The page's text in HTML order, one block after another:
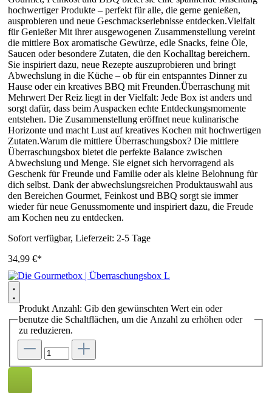
hochwertiger Produkte – perfekt für alle, die gerne genießen,
ausprobieren und neue Geschmackserlebnisse entdecken.Vielfalt
für Genießer Mit ihrer ausgewogenen Zusammenstellung vereint
die mittlere Box aromatische Gewürze, edle Snacks, feine Öle,
Saucen oder besondere Zutaten, die den Kochalltag bereichern.
Sie inspiriert dazu, neue Rezepte auszuprobieren und bringt
Abwechslung in die Küche – ob für ein entspanntes Dinner zu
Hause oder ein kreatives BBQ mit Freunden.Überraschung mit
Mehrwert Der Reiz liegt in der Vielfalt: Jede Box ist anders und
sorgt dafür, dass beim Auspacken echte Entdeckungsmomente
entstehen. Die Zusammenstellung eröffnet neue kulinarische
Horizonte und macht Lust auf kreatives Kochen mit hochwertigen
Zutaten.Warum die mittlere Überraschungsbox? Die mittlere
Überraschungsbox bietet die perfekte Balance zwischen
Abwechslung und Menge. Sie eignet sich hervorragend als
Geschenk für Freunde und Familie oder als kleine Belohnung für
dich selbst. Dank der abwechslungsreichen Produktauswahl aus
den Bereichen Gourmet, Feinkost und BBQ sorgt sie immer
wieder für neue Genussmomente und inspiriert dazu, die Freude
am Kochen neu zu entdecken.
Sofort verfügbar, Lieferzeit: 2-5 Tage
34,99 €*
Produkt Anzahl: Gib den gewünschten Wert ein oder
benutze die Schaltflächen, um die Anzahl zu erhöhen oder
zu reduzieren.